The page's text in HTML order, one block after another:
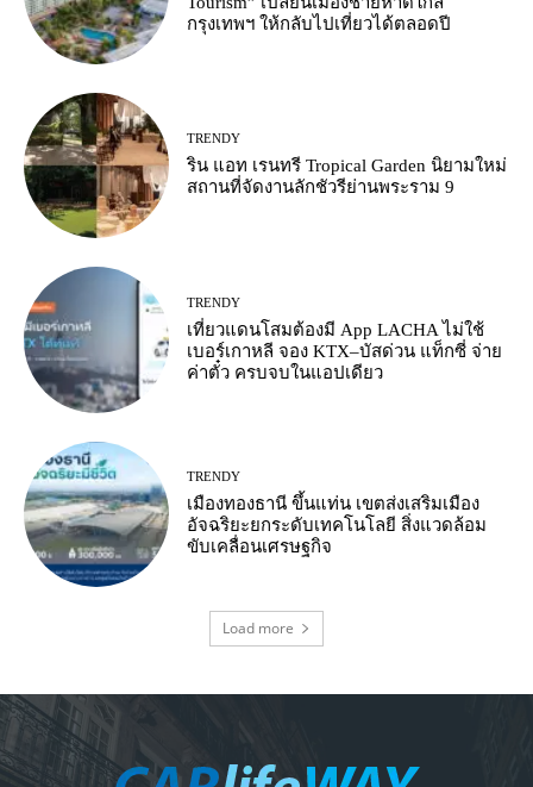
กรุงเทพฯ ให้กลับไปเที่ยวได้ตลอดปี
TRENDY
ริน แอท เรนทรี Tropical Garden นิยามใหม่
สถานที่จัดงานลักชัวรีย่านพระราม 9
TRENDY
เที่ยวแดนโสมต้องมี App LACHA ไม่ใช้
เบอร์เกาหลี จอง KTX–บัสด่วน แท็กซี่ จ่าย
ค่าตั๋ว ครบจบในแอปเดียว
TRENDY
เมืองทองธานี ขึ้นแท่น เขตส่งเสริมเมือง
อัจฉริยะยกระดับเทคโนโลยี สิ่งแวดล้อม
ขับเคลื่อนเศรษฐกิจ
Load more